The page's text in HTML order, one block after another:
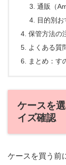
通販（
目的別
保管方法の
よくある質
まとめ：す
ケースを
イズ確認
ケースを買う前